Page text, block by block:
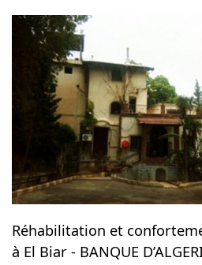
Réhabilitation et
à El Biar - BANQUE